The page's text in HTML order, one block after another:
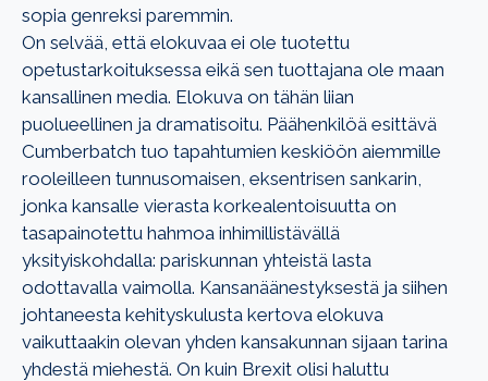
sopia genreksi paremmin.
On selvää, että elokuvaa ei ole tuotettu
opetustarkoituksessa eikä sen tuottajana ole maan
kansallinen media. Elokuva on tähän liian
puolueellinen ja dramatisoitu. Päähenkilöä esittävä
Cumberbatch tuo tapahtumien keskiöön aiemmille
rooleilleen tunnusomaisen, eksentrisen sankarin,
jonka kansalle vierasta korkealentoisuutta on
tasapainotettu hahmoa inhimillistävällä
yksityiskohdalla: pariskunnan yhteistä lasta
odottavalla vaimolla. Kansanäänestyksestä ja siihen
johtaneesta kehityskulusta kertova elokuva
vaikuttaakin olevan yhden kansakunnan sijaan tarina
yhdestä miehestä. On kuin Brexit olisi haluttu